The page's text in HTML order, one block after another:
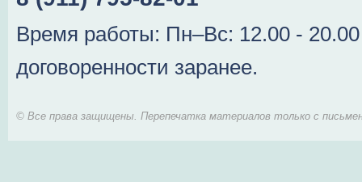
Время работы: Пн–Вс: 12.00 -
договоренности заранее.
© Все права защищены. Перепечатка материалов только с